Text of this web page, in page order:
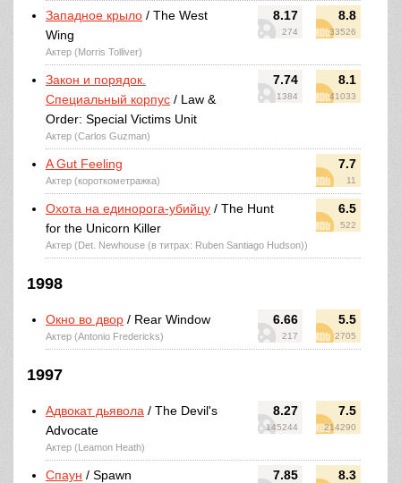
8.17
274
8.8
33526
Западное крыло / The West
Wing
Актер (Morris Tolliver)
7.74
1384
8.1
41033
Закон и порядок.
Специальный корпус / Law &
Order: Special Victims Unit
Актер (Carlos Guzman)
7.7
11
A Gut Feeling
Актер (короткометражка)
6.5
522
Охота на единорога-убийцу / The Hunt
for the Unicorn Killer
Актер (Det. Newhouse (в титрах: Ruben Santiago Hudson))
1998
6.66
217
5.5
2705
Окно во двор / Rear Window
Актер (Antonio Fredericks)
1997
8.27
145244
7.5
214290
Адвокат дьявола / The Devil's
Advocate
Актер (Leamon Heath)
7.85 8.3
Спаун / Spawn